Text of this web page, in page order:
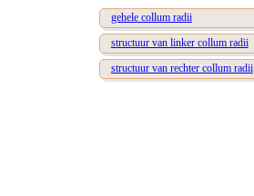
gehele collum radii
structuur van linker collum radii
structuur van rechter collum radii